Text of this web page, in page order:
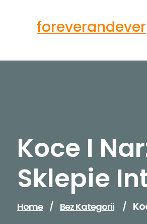
foreverandever
Koce I
Sklepie
Home / Bez Kategorii /